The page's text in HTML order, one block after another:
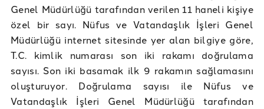
Genel Müdürlüğü tarafından verilen 11 haneli kişiye
özel bir sayı. Nüfus ve Vatandaşlık İşleri Genel
Müdürlüğü internet sitesinde yer alan bilgiye göre,
T.C. kimlik numarası son iki rakamı doğrulama
sayısı. Son iki basamak ilk 9 rakamın sağlamasını
oluşturuyor. Doğrulama sayısı ile Nüfus ve
Vatandaşlık İşleri Genel Müdürlüğü tarafından